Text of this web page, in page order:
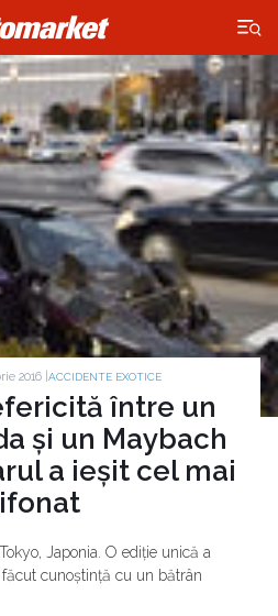
×
2016 | ACCIDENTE EXOTICE
între un
și un Maybach
a ieșit cel mai
Japonia. O ediție unică a
cunoștință cu un bătrân